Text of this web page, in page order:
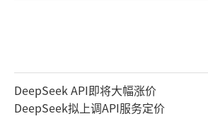
DeepSeek API即将大幅涨价
DeepSeek拟上调API服务定价